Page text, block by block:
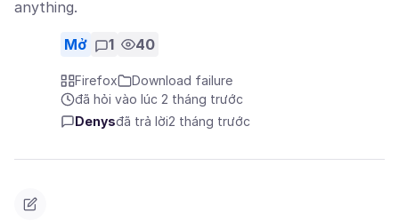
anything.
Mở 1 40
Firefox
Download failure
đã hỏi vào lúc 2 tháng trước
Denysđã trả lời2 tháng trước